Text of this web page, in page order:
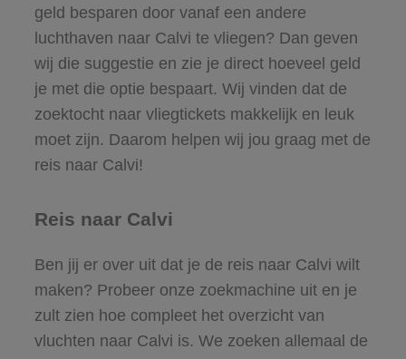
geld besparen door vanaf een andere
luchthaven naar Calvi te vliegen? Dan geven
wij die suggestie en zie je direct hoeveel geld
je met die optie bespaart. Wij vinden dat de
zoektocht naar vliegtickets makkelijk en leuk
moet zijn. Daarom helpen wij jou graag met de
reis naar Calvi!
Reis naar Calvi
Ben jij er over uit dat je de reis naar Calvi wilt
maken? Probeer onze zoekmachine uit en je
zult zien hoe compleet het overzicht van
vluchten naar Calvi is. We zoeken allemaal de